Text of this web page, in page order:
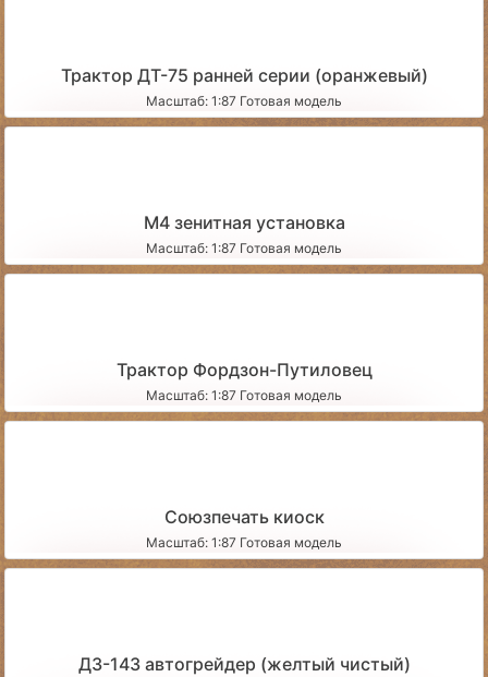
Трактор ДТ-75 ранней серии (оранжевый)
Масштаб: 1:87 Готовая модель
М4 зенитная установка
Масштаб: 1:87 Готовая модель
Трактор Фордзон-Путиловец
Масштаб: 1:87 Готовая модель
Союзпечать киоск
Масштаб: 1:87 Готовая модель
ДЗ-143 автогрейдер (желтый чистый)